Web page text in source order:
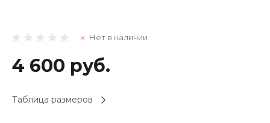
Нет в наличии
4 600 руб.
Таблица размеров